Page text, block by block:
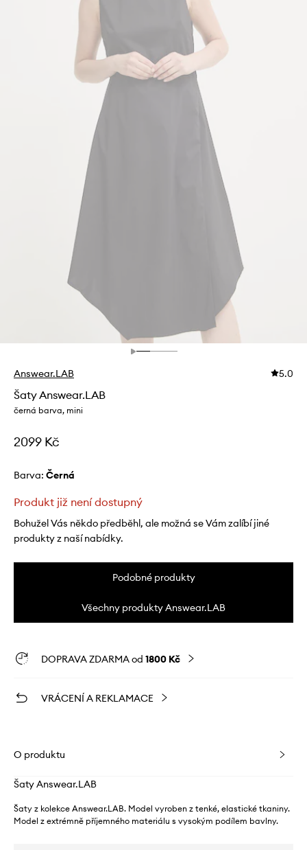
Answear.LAB 5.0
Šaty Answear.LAB
černá barva, mini
2099 Kč
Barva: černá
Produkt již není dostupný
Bohužel Vás někdo předběhl, ale možná se Vám zalíbí jiné
produkty z naší nabídky.
Podobné produkty
Všechny produkty Answear.LAB
DOPRAVA ZDARMA od 1800 Kč
VRÁCENÍ A REKLAMACE
O produktu
Šaty Answear.LAB
Šaty z kolekce Answear.LAB. Model vyroben z tenké, elastické tkaniny.
Model z extrémně příjemného materiálu s vysokým podílem bavlny.